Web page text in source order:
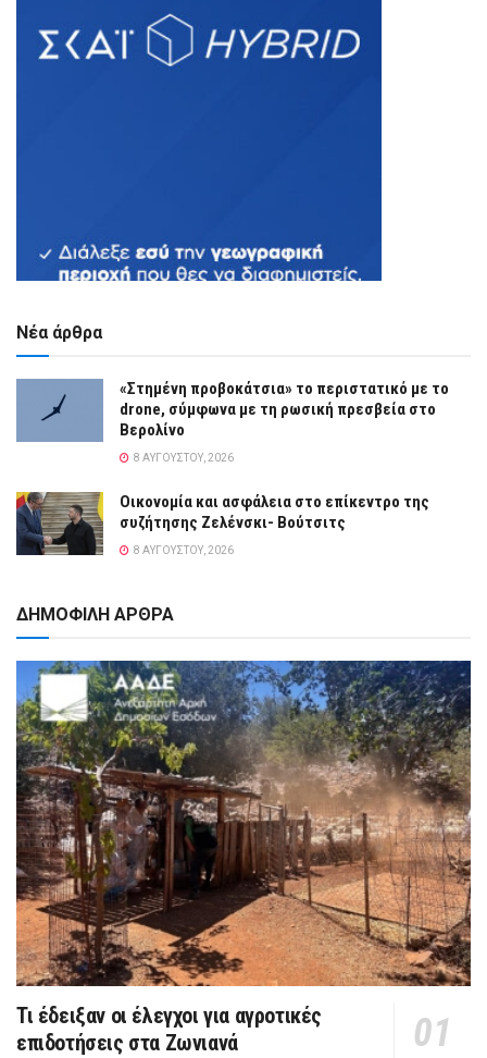
Νέα άρθρα
«Στημένη προβοκάτσια» το περιστατικό με το
drone, σύμφωνα με τη ρωσική πρεσβεία στο
Βερολίνο
8 ΑΥΓΟΎΣΤΟΥ, 2026
Οικονομία και ασφάλεια στο επίκεντρο της
συζήτησης Ζελένσκι- Βούτσιτς
8 ΑΥΓΟΎΣΤΟΥ, 2026
ΔΗΜΟΦΙΛΗ ΑΡΘΡΑ
Τι έδειξαν οι έλεγχοι για αγροτικές
επιδοτήσεις στα Ζωνιανά